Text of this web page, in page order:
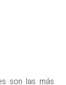
son las más